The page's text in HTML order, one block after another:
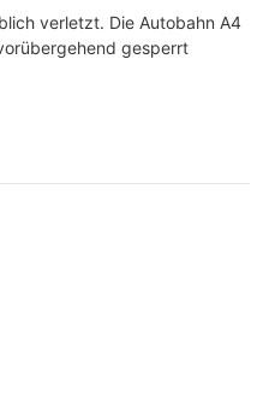
verletzt. Die Autobahn A4
gesperrt